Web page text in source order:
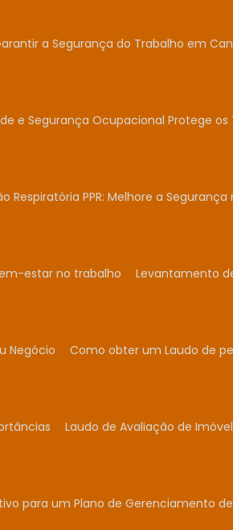
a Segurança do Trabalho em
e Segurança Ocupacional Protege os
Respiratória PPR: Melhore a
estar no trabalho Levantamento
Negócio Como obter um Laudo de
Laudo de Avaliação de
para um Plano de Gerenciamento